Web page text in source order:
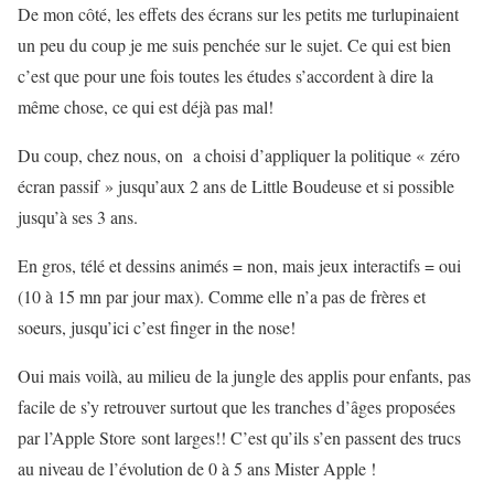
De mon côté, les effets des écrans sur les petits me turlupinaient
un peu du coup je me suis penchée sur le sujet. Ce qui est bien
c’est que pour une fois toutes les études s’accordent à dire la
même chose, ce qui est déjà pas mal!
Du coup, chez nous, on a choisi d’appliquer la politique « zéro
écran passif » jusqu’aux 2 ans de Little Boudeuse et si possible
jusqu’à ses 3 ans.
En gros, télé et dessins animés = non, mais jeux interactifs = oui
(10 à 15 mn par jour max). Comme elle n’a pas de frères et
soeurs, jusqu’ici c’est finger in the nose!
Oui mais voilà, au milieu de la jungle des applis pour enfants, pas
facile de s’y retrouver surtout que les tranches d’âges proposées
par l’Apple Store sont larges!! C’est qu’ils s’en passent des trucs
au niveau de l’évolution de 0 à 5 ans Mister Apple !